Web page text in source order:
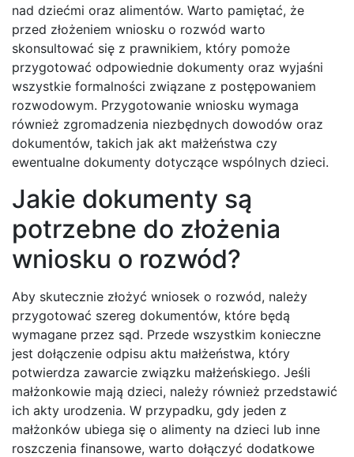
nad dziećmi oraz alimentów. Warto pamiętać, że
przed złożeniem wniosku o rozwód warto
skonsultować się z prawnikiem, który pomoże
przygotować odpowiednie dokumenty oraz wyjaśni
wszystkie formalności związane z postępowaniem
rozwodowym. Przygotowanie wniosku wymaga
również zgromadzenia niezbędnych dowodów oraz
dokumentów, takich jak akt małżeństwa czy
ewentualne dokumenty dotyczące wspólnych dzieci.
Jakie dokumenty są
potrzebne do złożenia
wniosku o rozwód?
Aby skutecznie złożyć wniosek o rozwód, należy
przygotować szereg dokumentów, które będą
wymagane przez sąd. Przede wszystkim konieczne
jest dołączenie odpisu aktu małżeństwa, który
potwierdza zawarcie związku małżeńskiego. Jeśli
małżonkowie mają dzieci, należy również przedstawić
ich akty urodzenia. W przypadku, gdy jeden z
małżonków ubiega się o alimenty na dzieci lub inne
roszczenia finansowe, warto dołączyć dodatkowe